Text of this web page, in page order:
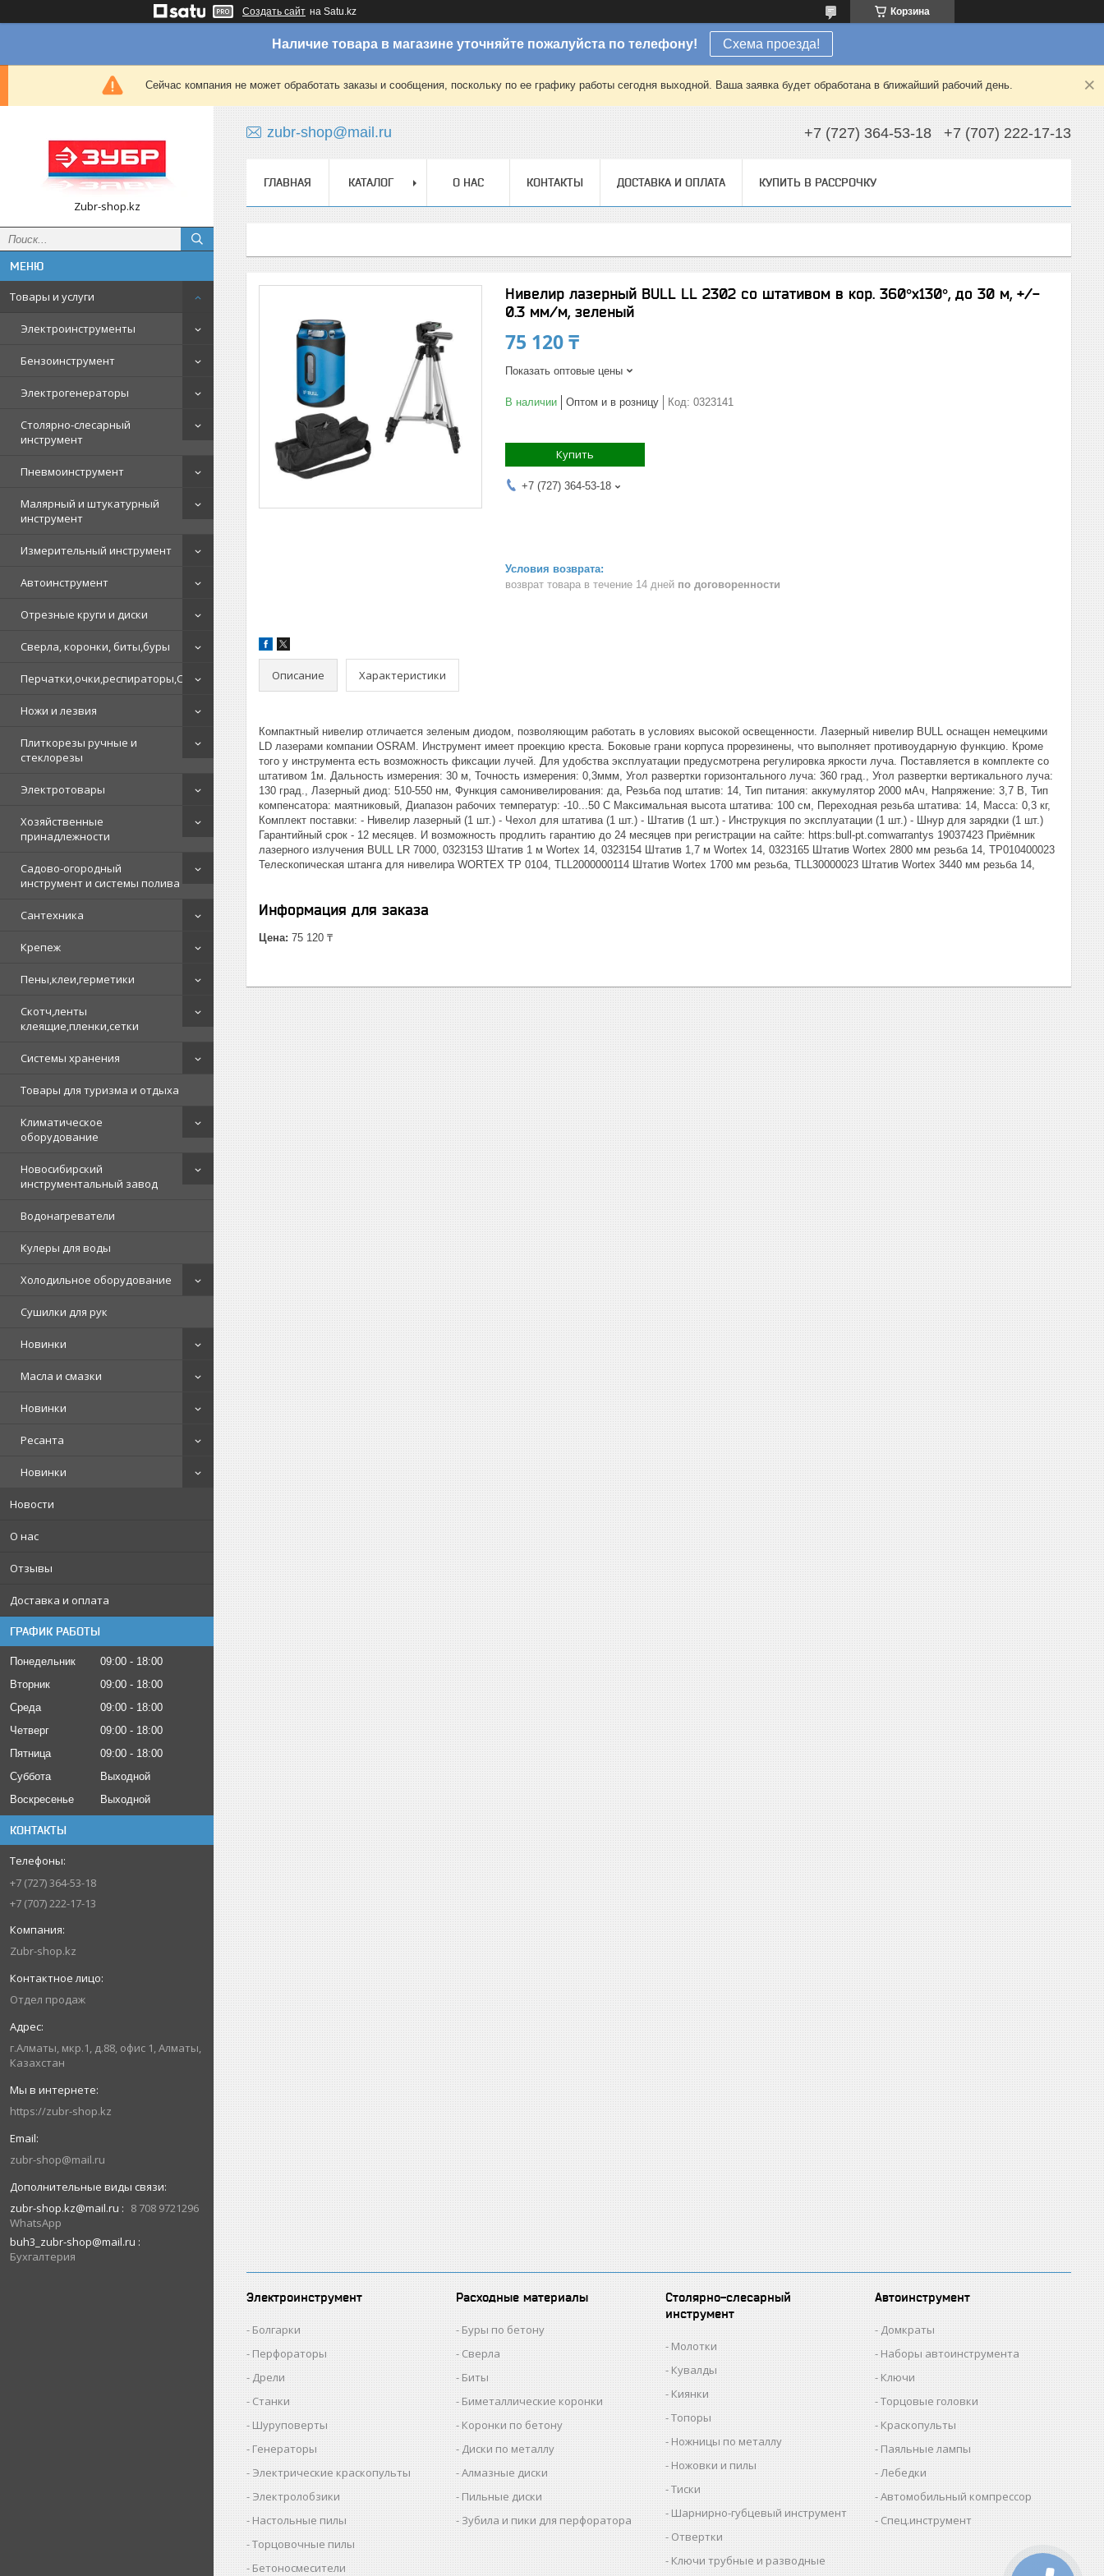
Создать сайт на Satu.kz Корзина
Наличие товара в магазине уточняйте пожалуйста по телефону! Схема проезда!
Сейчас компания не может обработать заказы и сообщения, поскольку по ее графику работы сегодня выходной. Ваша заявка будет обработана в ближайший рабочий день.
Zubr-shop.kz
Товары и услуги
Электроинструменты
Бензоинструмент
Электрогенераторы
Столярно-слесарный
инструмент
Пневмоинструмент
Малярный и штукатурный
инструмент
Измерительный инструмент
Автоинструмент
Отрезные круги и диски
Сверла, коронки, биты,буры
Перчатки,очки,респираторы,СИЗ
Ножи и лезвия
Плиткорезы ручные и
стеклорезы
Электротовары
Хозяйственные
принадлежности
Садово-огородный
инструмент и системы полива
Сантехника
Крепеж
Пены,клеи,герметики
Скотч,ленты
клеящие,пленки,сетки
Системы хранения
Товары для туризма и отдыха
Климатическое
оборудование
Новосибирский
инструментальный завод
Водонагреватели
Кулеры для воды
Холодильное оборудование
Сушилки для рук
Новинки
Масла и смазки
Новинки
Ресанта
Новинки
Новости
О нас
Отзывы
Доставка и оплата
ГРАФИК РАБОТЫ
Понедельник 09:00
18:00
Вторник
09:00
18:00
Среда
09:00
18:00
Четверг
09:00
18:00
Пятница
09:00
18:00
Суббота
Выходной
Воскресенье
Выходной
КОНТАКТЫ
+7 (727) 364-53-18
+7 (707) 222-17-13
Zubr-shop.kz
Отдел продаж
г.Алматы, мкр.1, д.88, офис 1, Алматы,
Казахстан
https://zubr-shop.kz
zubr-shop@mail.ru
zubr-shop.kz@mail.ru
8 708 9721296
WhatsApp
buh3_zubr-shop@mail.ru
Бухгалтерия
zubr-shop@mail.ru +7 (727) 364-53-18 +7 (707) 222-17-13
ГЛАВНАЯ КАТАЛОГ О НАС КОНТАКТЫ ДОСТАВКА И ОПЛАТА КУПИТЬ В РАССРОЧКУ
Нивелир лазерный BULL LL 2302 со штативом в кор. 360°х130°, до 30 м, +/-
0.3 мм/м, зеленый
75 120 ₸
Показать оптовые цены
В наличии Оптом и в розницу Код: 0323141
Купить
+7 (727) 364-53-18
возврат товара в течение 14 дней по договоренности
Описание Характеристики
Компактный нивелир отличается зеленым диодом, позволяющим работать в условиях высокой освещенности. Лазерный нивелир BULL оснащен немецкими
LD лазерами компании OSRAM. Инструмент имеет проекцию креста. Боковые грани корпуса прорезинены, что выполняет противоударную функцию. Кроме
того у инструмента есть возможность фиксации лучей. Для удобства эксплуатации предусмотрена регулировка яркости луча. Поставляется в комплекте со
штативом 1м. Дальность измерения: 30 м, Точность измерения: 0,3ммм, Угол развертки горизонтального луча: 360 град., Угол развертки вертикального луча:
130 град., Лазерный диод: 510-550 нм, Функция самонивелирования: да, Резьба под штатив: 14, Тип питания: аккумулятор 2000 мАч, Напряжение: 3,7 В, Тип
компенсатора: маятниковый, Диапазон рабочих температур: -10...50 С Максимальная высота штатива: 100 см, Переходная резьба штатива: 14, Масса: 0,3 кг,
Комплект поставки: - Нивелир лазерный (1 шт.) - Чехол для штатива (1 шт.) - Штатив (1 шт.) - Инструкция по эксплуатации (1 шт.) - Шнур для зарядки (1 шт.)
Гарантийный срок - 12 месяцев. И возможность продлить гарантию до 24 месяцев при регистрации на сайте: https:bull-pt.comwarrantys 19037423 Приёмник
лазерного излучения BULL LR 7000, 0323153 Штатив 1 м Wortex 14, 0323154 Штатив 1,7 м Wortex 14, 0323165 Штатив Wortex 2800 мм резьба 14, TP010400023
Телескопическая штанга для нивелира WORTEX TP 0104, TLL2000000114 Штатив Wortex 1700 мм резьба, TLL30000023 Штатив Wortex 3440 мм резьба 14,
Информация для заказа
Цена: 75 120 ₸
Электроинструмент
Болгарки
Перфораторы
Дрели
Станки
Шуруповерты
Генераторы
Электрические краскопульты
Электролобзики
Настольные пилы
Торцовочные пилы
Бетоносмесители
Расходные материалы
Буры по бетону
Сверла
Биты
Биметаллические коронки
Коронки по бетону
Диски по металлу
Алмазные диски
Пильные диски
Зубила и пики для перфоратора
Столярно-слесарный
инструмент
Молотки
Кувалды
Киянки
Топоры
Ножницы по металлу
Ножовки и пилы
Тиски
Шарнирно-губцевый инструмент
Отвертки
Ключи трубные и разводные
Автоинструмент
Домкраты
Наборы автоинструмента
Ключи
Торцовые головки
Краскопульты
Паяльные лампы
Лебедки
Автомобильный компрессор
Спец.инструмент